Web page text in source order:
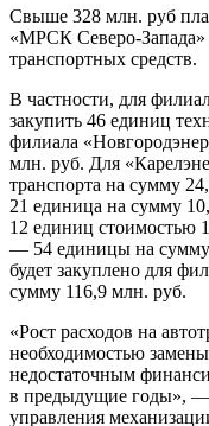
Свыше 328 млн. руб
«МРСК Северо-Запада»
транспортных средств.
В частности, для
закупить 46 единиц
филиала
млн. руб. Для
транспорта на сумму
21 единица на сумму
12 единиц стоимостью
— 54 единицы на сумму
будет закуплено для
сумму 116,9 млн. руб.
«Рост расходов на
необходимостью
недостаточным
в предыдущие годы», —
управления